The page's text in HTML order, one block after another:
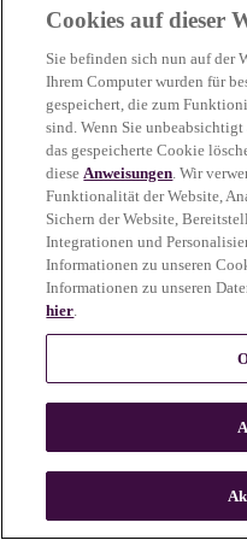
more
n
Cookies auf dieser
Sie befinden sich nun auf der
Ihrem Computer wurden für
gespeichert, die zum
sind. Wenn Sie
das gespeicherte Cookie
dieseAnweisungen. Wir
Funktionalität der Website,
Sichern der Website,
Integrationen und
Informationen zu unseren
Informationen zu unseren
hier.